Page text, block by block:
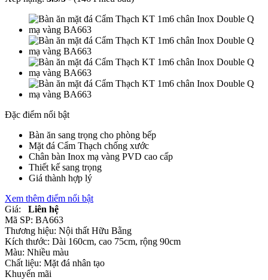
Đặc điểm nổi bật
Bàn ăn sang trọng cho phòng bếp
Mặt đá Cẩm Thạch chống xước
Chân bàn Inox mạ vàng PVD cao cấp
Thiết kế sang trọng
Giá thành hợp lý
Xem thêm điểm nổi bật
Giá:
Liên hệ
Mã SP: BA663
Thương hiệu: Nội thất Hữu Bằng
Kích thước: Dài 160cm, cao 75cm, rộng 90cm
Màu: Nhiều màu
Chất liệu: Mặt đá nhân tạo
Khuyến mãi